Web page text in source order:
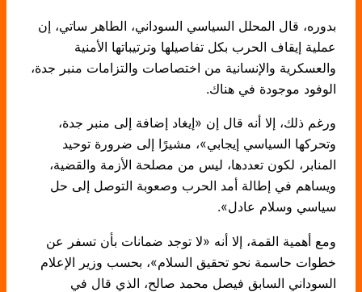
بدوره، قال المحلل السياسي السوداني، الطاهر ساتي، إن
عملية إيقاف الحرب بكل تفاصيلها وترتيباتها الأمنية
والعسكرية والإنسانية من اختصاصات والتزامات منبر جدة،
الوفود موجودة في هناك.
ورغم ذلك، إلا أنه قال إن «إيغاد إضافة إلى منبر جدة،
وتحركها السياسي إيجابي»، مشيرًا إلى ضرورة توحيد
المنابر، لكون تعددها، ليس من مصلحة الأزمة والقضية،
ويساهم في إطالة أمد الحرب وصعوبة التوصل إلى حل
سياسي وسلام عادل».
ومع أهمية القمة، إلا أنه «لا توجد ضمانات بأن تسفر عن
خطوات حاسمة نحو تحقيق السلام»، بحسب وزير الإعلام
السوداني السابق فيصل محمد صالح، الذي قال في